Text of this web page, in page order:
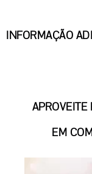
INFORMAÇÃO
APROVEITE
EM